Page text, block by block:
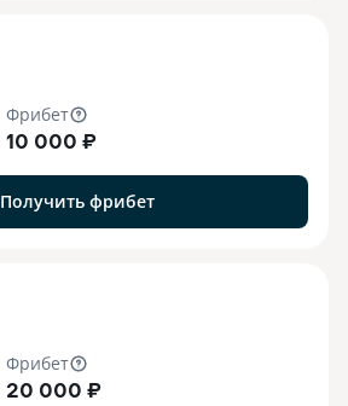
Фрибет
10 000 ₽
Получить фрибет
Фрибет
20 000 ₽